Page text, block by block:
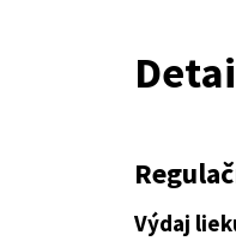
Výdaj